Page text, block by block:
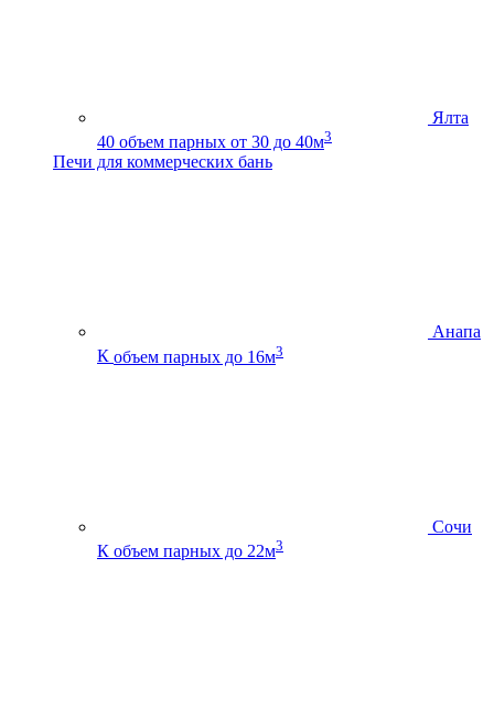
Ялта
40 объем парных от 30 до 40м3
Печи для коммерческих бань
Анапа
К объем парных до 16м3
Сочи
К объем парных до 22м3